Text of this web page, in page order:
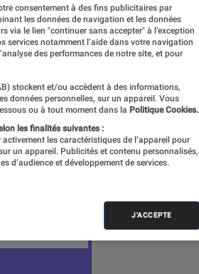
consentement à des fins publicitaires par
les données de navigation et les données
via le lien "continuer sans accepter" à l’exception
services notamment l’aide dans votre navigation
des performances de notre site, et pour
stockent et/ou accèdent à des informations,
données personnelles, sur un appareil. Vous
ou à tout moment dans la Politique Cookies.
les finalités suivantes :
les caractéristiques de l’appareil pour
un appareil. Publicités et contenu personnalisés,
d’audience et développement de services.
J'ACCEPTE